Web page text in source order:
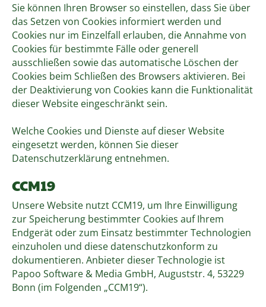
Sie können Ihren Browser so einstellen, dass Sie über
das Setzen von Cookies informiert werden und
Cookies nur im Einzelfall erlauben, die Annahme von
Cookies für bestimmte Fälle oder generell
ausschließen sowie das automatische Löschen der
Cookies beim Schließen des Browsers aktivieren. Bei
der Deaktivierung von Cookies kann die Funktionalität
dieser Website eingeschränkt sein.
Welche Cookies und Dienste auf dieser Website
eingesetzt werden, können Sie dieser
Datenschutzerklärung entnehmen.
CCM19
Unsere Website nutzt CCM19, um Ihre Einwilligung
zur Speicherung bestimmter Cookies auf Ihrem
Endgerät oder zum Einsatz bestimmter Technologien
einzuholen und diese datenschutzkonform zu
dokumentieren. Anbieter dieser Technologie ist
Papoo Software & Media GmbH, Auguststr. 4, 53229
Bonn (im Folgenden „CCM19“).